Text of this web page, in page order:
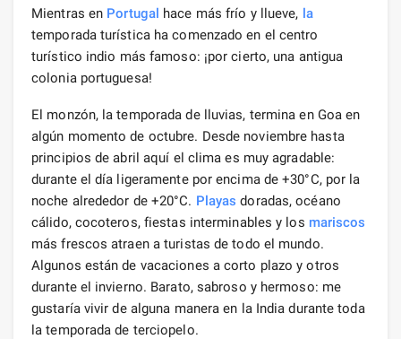
Mientras en Portugal hace más frío y llueve, la
temporada turística ha comenzado en el centro
turístico indio más famoso: ¡por cierto, una antigua
colonia portuguesa!
El monzón, la temporada de lluvias, termina en Goa en
algún momento de octubre. Desde noviembre hasta
principios de abril aquí el clima es muy agradable:
durante el día ligeramente por encima de +30°C, por la
noche alrededor de +20°C. Playas doradas, océano
cálido, cocoteros, fiestas interminables y los mariscos
más frescos atraen a turistas de todo el mundo.
Algunos están de vacaciones a corto plazo y otros
durante el invierno. Barato, sabroso y hermoso: me
gustaría vivir de alguna manera en la India durante toda
la temporada de terciopelo.